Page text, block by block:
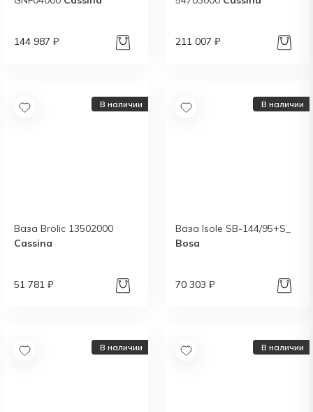
144 987 ₽ 211 007 ₽
В наличии
Ваза Brolic 13502000
Cassina
51 781 ₽
В наличии
Ваза Isole SB-144/95+S_
Bosa
70 303 ₽
В наличии В наличии